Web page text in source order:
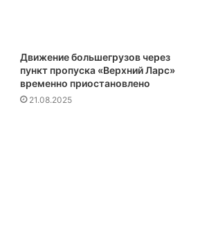
Движение большегрузов через
пункт пропуска «Верхний Ларс»
временно приостановлено
21.08.2025